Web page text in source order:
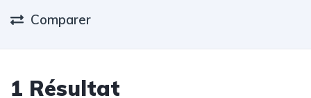
Comparer
1 Résultat